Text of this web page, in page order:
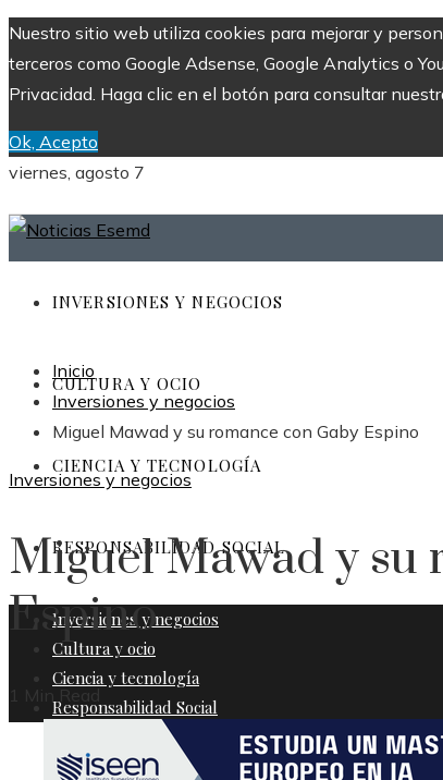
Nuestro sitio web utiliza cookies para mejorar y
terceros como Google Adsense, Google Analytics o
Privacidad. Haga clic en el botón para consultar
Ok, Acepto
viernes, agosto 7
INVERSIONES Y NEGOCIOS
CULTURA Y OCIO
CIENCIA Y TECNOLOGÍA
RESPONSABILIDAD SOCIAL
Inversiones y negocios
Cultura y ocio
Ciencia y tecnología
Responsabilidad Social
Inicio
Inversiones y negocios
Miguel Mawad y su romance con Gaby Espino
Inversiones y negocios
Miguel Mawad y su
Espino
1 Min Read